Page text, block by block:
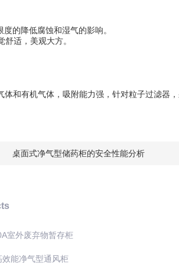
的降低腐蚀和湿气的影响。
适，美观大方。
和有机气体，吸附能力强，针对粒子过滤器
桌面式净气型储药柜的安全性能分析
室外废弃物暂存柜
效能净气型通风柜